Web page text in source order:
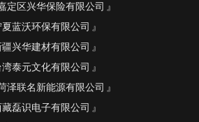
定区兴华保险有限公司
夏蓝沃环保有限公司
疆兴华建材有限公司
湾泰元文化有限公司
泽联名新能源有限公司
藏磊识电子有限公司